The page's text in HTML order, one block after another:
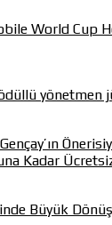
World Cup
yönetmen
Kadar
Büyük